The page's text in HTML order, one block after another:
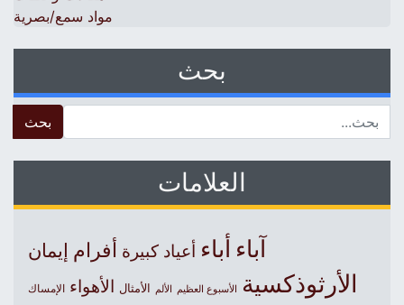
مواد سمع/بصرية
بحث
العلامات
آباءأباء أعياد كبيرة أفرام إيمان
الأرثوذكسية الأسبوع العظيم الألم الأمثال الأهواء الإمساك